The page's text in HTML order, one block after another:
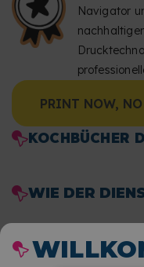
Navigator
PRINT NOW,
KOCHBÜCHER
WIE DER